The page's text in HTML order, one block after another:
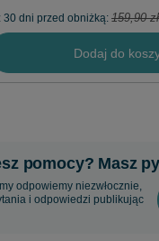
30 dni przed obniżką: 159,90 zł
Dodaj do
pomocy? Masz
odpowiemy niezwłocznie,
i odpowiedzi publikując